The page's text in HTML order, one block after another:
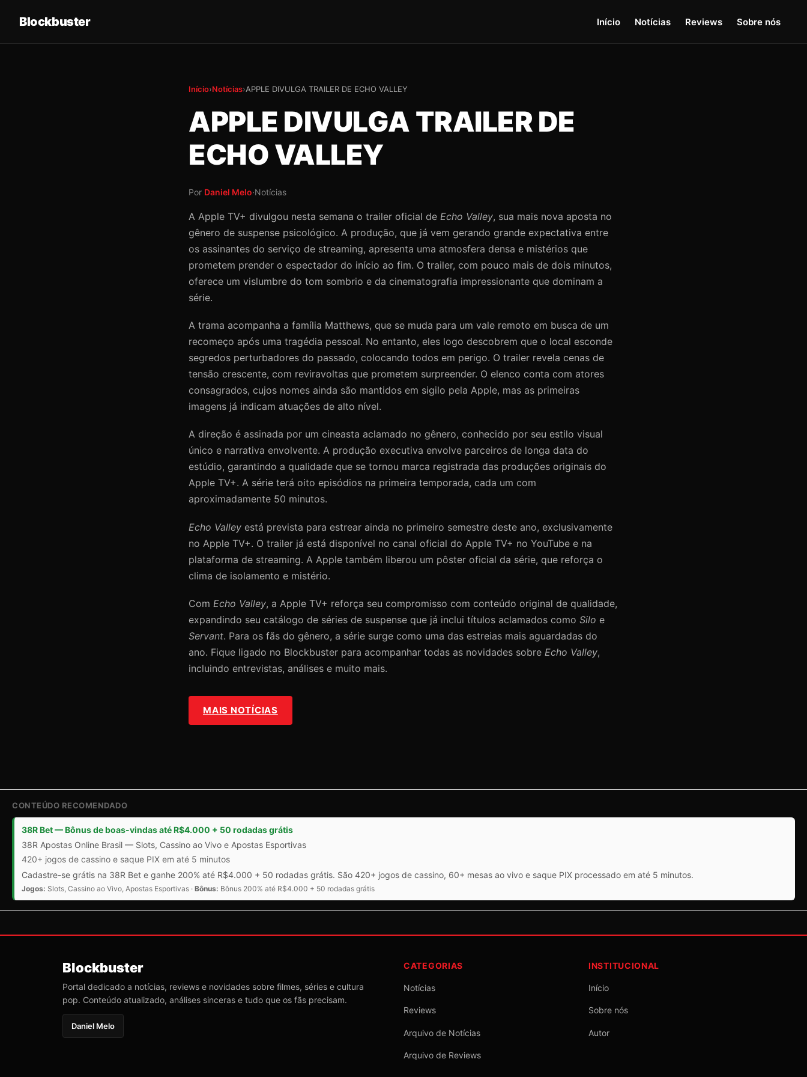
Blockbuster Início Notícias Reviews Sobre nós
Início›Notícias›APPLE DIVULGA TRAILER DE ECHO VALLEY
APPLE DIVULGA TRAILER DE
ECHO VALLEY
Por Daniel Melo·Notícias
A Apple TV+ divulgou nesta semana o trailer oficial de Echo Valley, sua mais nova aposta no
gênero de suspense psicológico. A produção, que já vem gerando grande expectativa entre
os assinantes do serviço de streaming, apresenta uma atmosfera densa e mistérios que
prometem prender o espectador do início ao fim. O trailer, com pouco mais de dois minutos,
oferece um vislumbre do tom sombrio e da cinematografia impressionante que dominam a
série.
A trama acompanha a família Matthews, que se muda para um vale remoto em busca de um
recomeço após uma tragédia pessoal. No entanto, eles logo descobrem que o local esconde
segredos perturbadores do passado, colocando todos em perigo. O trailer revela cenas de
tensão crescente, com reviravoltas que prometem surpreender. O elenco conta com atores
consagrados, cujos nomes ainda são mantidos em sigilo pela Apple, mas as primeiras
imagens já indicam atuações de alto nível.
A direção é assinada por um cineasta aclamado no gênero, conhecido por seu estilo visual
único e narrativa envolvente. A produção executiva envolve parceiros de longa data do
estúdio, garantindo a qualidade que se tornou marca registrada das produções originais do
Apple TV+. A série terá oito episódios na primeira temporada, cada um com
aproximadamente 50 minutos.
Echo Valley está prevista para estrear ainda no primeiro semestre deste ano, exclusivamente
no Apple TV+. O trailer já está disponível no canal oficial do Apple TV+ no YouTube e na
plataforma de streaming. A Apple também liberou um pôster oficial da série, que reforça o
clima de isolamento e mistério.
Com Echo Valley, a Apple TV+ reforça seu compromisso com conteúdo original de qualidade,
expandindo seu catálogo de séries de suspense que já inclui títulos aclamados como Silo e
Servant. Para os fãs do gênero, a série surge como uma das estreias mais aguardadas do
ano. Fique ligado no Blockbuster para acompanhar todas as novidades sobre Echo Valley,
incluindo entrevistas, análises e muito mais.
MAIS NOTÍCIAS
CONTEÚDO RECOMENDADO
38R Bet — Bônus de boas-vindas até R$4.000 + 50 rodadas grátis
38R Apostas Online Brasil — Slots, Cassino ao Vivo e Apostas Esportivas
420+ jogos de cassino e saque PIX em até 5 minutos
Cadastre-se grátis na 38R Bet e ganhe 200% até R$4.000 + 50 rodadas grátis. São 420+ jogos de cassino, 60+ mesas ao vivo e saque PIX processado em até 5 minutos.
Jogos: Slots, Cassino ao Vivo, Apostas Esportivas · Bônus: Bônus 200% até R$4.000 + 50 rodadas grátis
Blockbuster
Portal dedicado a notícias, reviews e novidades sobre filmes, séries e cultura
pop. Conteúdo atualizado, análises sinceras e tudo que os fãs precisam.
Daniel Melo
CATEGORIAS
Notícias
Reviews
Arquivo de Notícias
Arquivo de Reviews
INSTITUCIONAL
Início
Sobre nós
Autor